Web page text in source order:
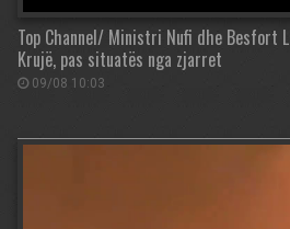
Top Channel/ Ministri Nufi dhe Besfort
Krujë, pas situatës nga zjarret
09/08 10:03